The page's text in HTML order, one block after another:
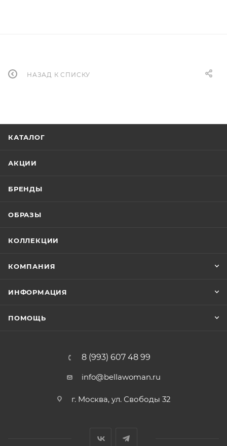
НАЗАД К СПИСКУ
КАТАЛОГ
АКЦИИ
БРЕНДЫ
ОБРАЗЫ
КОЛЛЕКЦИИ
КОМПАНИЯ
ИНФОРМАЦИЯ
ПОМОЩЬ
8 (993) 607 48 99
info@bellawoman.ru
г. Москва, ул. Свободы 32